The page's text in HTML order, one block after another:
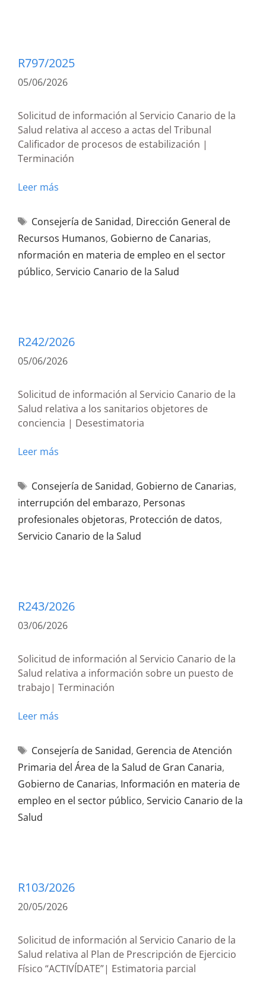
R797/2025
05/06/2026
Solicitud de información al Servicio Canario de la
Salud relativa al acceso a actas del Tribunal
Calificador de procesos de estabilización |
Terminación
Leer más
Consejería de Sanidad, Dirección General de
Recursos Humanos, Gobierno de Canarias,
nformación en materia de empleo en el sector
público, Servicio Canario de la Salud
R242/2026
05/06/2026
Solicitud de información al Servicio Canario de la
Salud relativa a los sanitarios objetores de
conciencia | Desestimatoria
Leer más
Consejería de Sanidad, Gobierno de Canarias,
interrupción del embarazo, Personas
profesionales objetoras, Protección de datos,
Servicio Canario de la Salud
R243/2026
03/06/2026
Solicitud de información al Servicio Canario de la
Salud relativa a información sobre un puesto de
trabajo| Terminación
Leer más
Consejería de Sanidad, Gerencia de Atención
Primaria del Área de la Salud de Gran Canaria,
Gobierno de Canarias, Información en materia de
empleo en el sector público, Servicio Canario de la
Salud
R103/2026
20/05/2026
Solicitud de información al Servicio Canario de la
Salud relativa al Plan de Prescripción de Ejercicio
Físico “ACTIVÍDATE”| Estimatoria parcial